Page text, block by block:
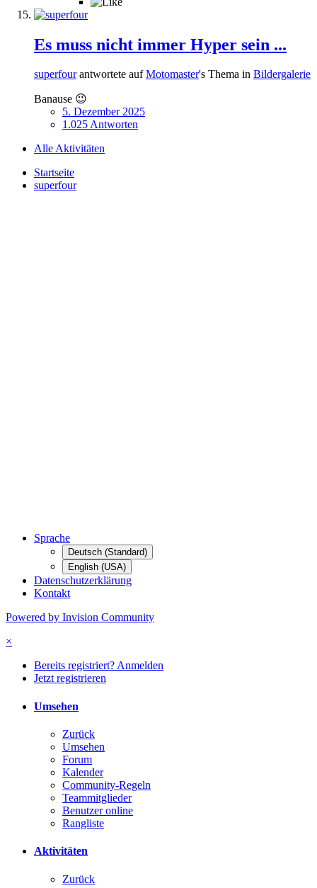
Es muss nicht immer Hyper sein ...
superfourantwortete aufMotomaster's Thema in Bildergalerie
Banause 😉
5. Dezember 2025
1.025 Antworten
Alle Aktivitäten
Startseite
superfour
Sprache
Deutsch (Standard)
English (USA)
Datenschutzerklärung
Kontakt
Powered by Invision Community
×
Bereits registriert? Anmelden
Jetzt registrieren
Umsehen
Zurück
Umsehen
Forum
Kalender
Community-Regeln
Teammitglieder
Benutzer online
Rangliste
Aktivitäten
Zurück